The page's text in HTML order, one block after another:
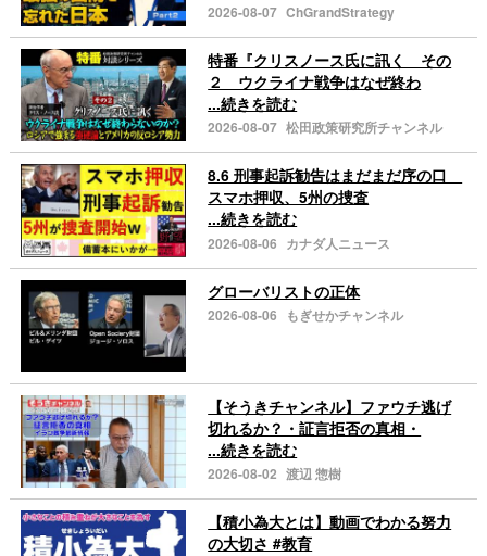
2026-08-07 ChGrandStrategy
特番『クリスノース氏に訊く その
２ ウクライナ戦争はなぜ終わ
...続きを読む
2026-08-07 松田政策研究所チャンネル
8.6 刑事起訴勧告はまだまだ序の口
スマホ押収、5州の捜査
...続きを読む
2026-08-06 カナダ人ニュース
グローバリストの正体
2026-08-06 もぎせかチャンネル
【そうきチャンネル】ファウチ逃げ
切れるか？・証言拒否の真相・
...続きを読む
2026-08-02 渡辺 惣樹
【積小為大とは】動画でわかる努力
の大切さ #教育